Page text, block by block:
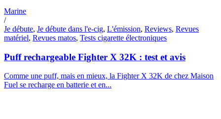
Marine
/
Je débute, Je débute dans l'e-cig, L'émission, Reviews, Revues
matériel, Revues matos, Tests cigarette électroniques
Puff rechargeable Fighter X 32K : test et avis
Comme une puff, mais en mieux, la Fighter X 32K de chez Maison
Fuel se recharge en batterie et en...